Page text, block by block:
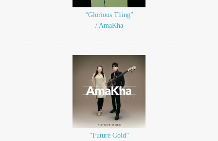
“Glorious Thing”
/ AmaKha
“Future Gold”